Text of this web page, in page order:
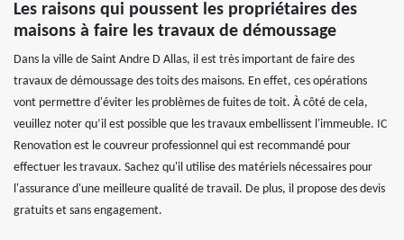
Les raisons qui poussent les propriétaires des
maisons à faire les travaux de démoussage
Dans la ville de Saint Andre D Allas, il est très important de faire des
travaux de démoussage des toits des maisons. En effet, ces opérations
vont permettre d'éviter les problèmes de fuites de toit. À côté de cela,
veuillez noter qu’il est possible que les travaux embellissent l'immeuble. IC
Renovation est le couvreur professionnel qui est recommandé pour
effectuer les travaux. Sachez qu'il utilise des matériels nécessaires pour
l'assurance d'une meilleure qualité de travail. De plus, il propose des devis
gratuits et sans engagement.